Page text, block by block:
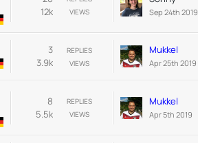
VIEWS
12k Sep 24th 2019
REPLIES
3
VIEWS
3.9k
Mukkel
Apr 25th 2019
REPLIES
8
VIEWS
5.5k
Mukkel
Apr 5th 2019